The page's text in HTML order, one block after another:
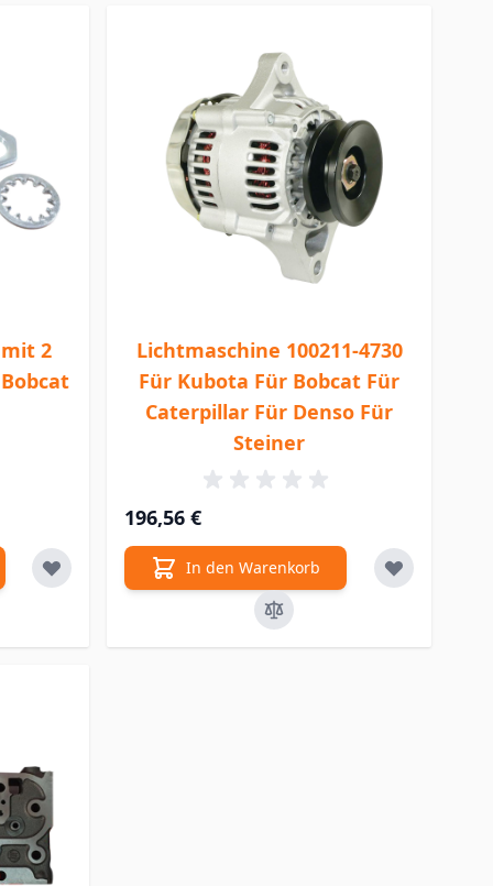
2
Lichtmaschine 100211-4730
Für Kubota Für Bobcat Für
Caterpillar Für Denso Für
Steiner
196,56 €
In den Warenkorb